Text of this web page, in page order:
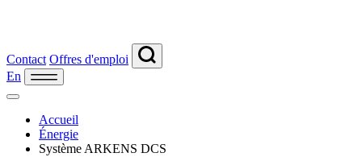
Contact Offres d'emploi
En
Accueil
Énergie
Système ARKENS DCS